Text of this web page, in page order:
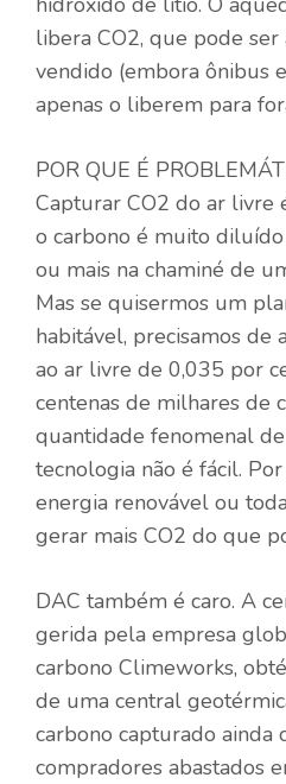
libera CO2, que pode ser
vendido (embora ônibus
apenas o liberem para
POR QUE É
Capturar CO2 do ar livre
o carbono é muito
ou mais na chaminé de
Mas se quisermos um
habitável, precisamos de
ao ar livre de 0,035 por
centenas de milhares de
quantidade fenomenal
tecnologia não é fácil.
energia renovável ou
gerar mais CO2 do que
DAC também é caro. A
gerida pela empresa
carbono Climeworks,
de uma central
carbono capturado ainda
compradores abastados